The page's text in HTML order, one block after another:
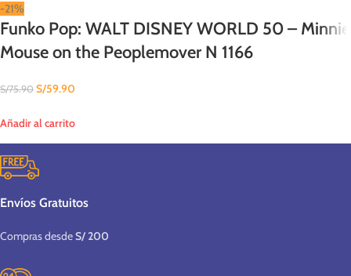
-21%
Funko Pop: WALT DISNEY WORLD 50 – Minnie
Mouse on the Peoplemover N 1166
S/75.90 S/59.90
Añadir al carrito
Envíos Gratuitos
Compras desdeS/ 200